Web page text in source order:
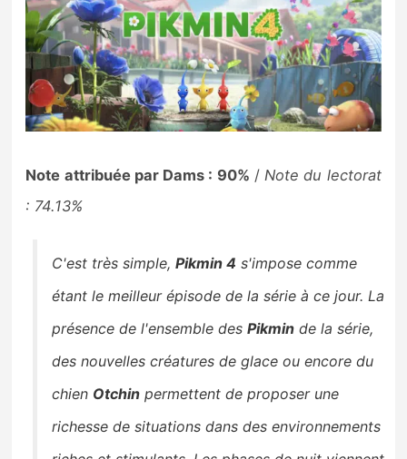
Note attribuée par Dams : 90% / Note du lectorat
: 74.13%
C'est très simple,Pikmin 4 s'impose comme
étant le meilleur épisode de la série à ce jour. La
présence de l'ensemble desPikmin de la série,
des nouvelles créatures de glace ou encore du
chien Otchin permettent de proposer une
richesse de situations dans des environnements